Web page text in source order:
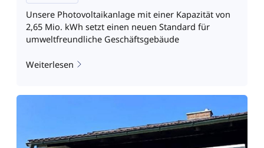
Unsere Photovoltaikanlage mit einer Kapazität von
2,65 Mio. kWh setzt einen neuen Standard für
umweltfreundliche Geschäftsgebäude
Weiterlesen